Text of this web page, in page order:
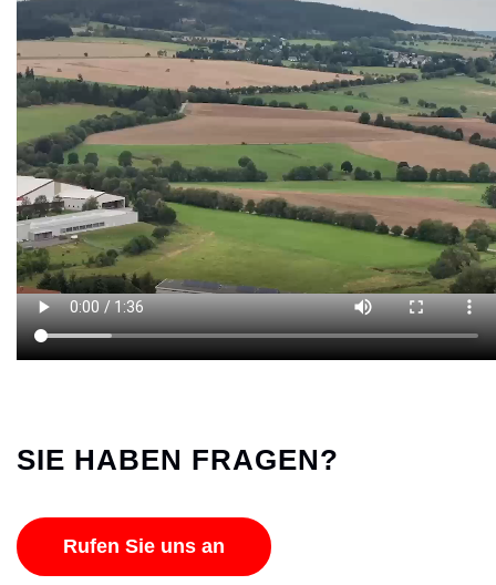
SIE HABEN FRAGEN?
Rufen Sie uns an